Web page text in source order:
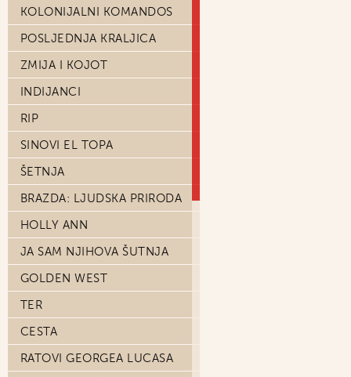
KOLONIJALNI KOMANDOS
POSLJEDNJA KRALJICA
ZMIJA I KOJOT
INDIJANCI
RIP
SINOVI EL TOPA
ŠETNJA
BRAZDA: LJUDSKA PRIRODA
HOLLY ANN
JA SAM NJIHOVA ŠUTNJA
GOLDEN WEST
TER
CESTA
RATOVI GEORGEA LUCASA